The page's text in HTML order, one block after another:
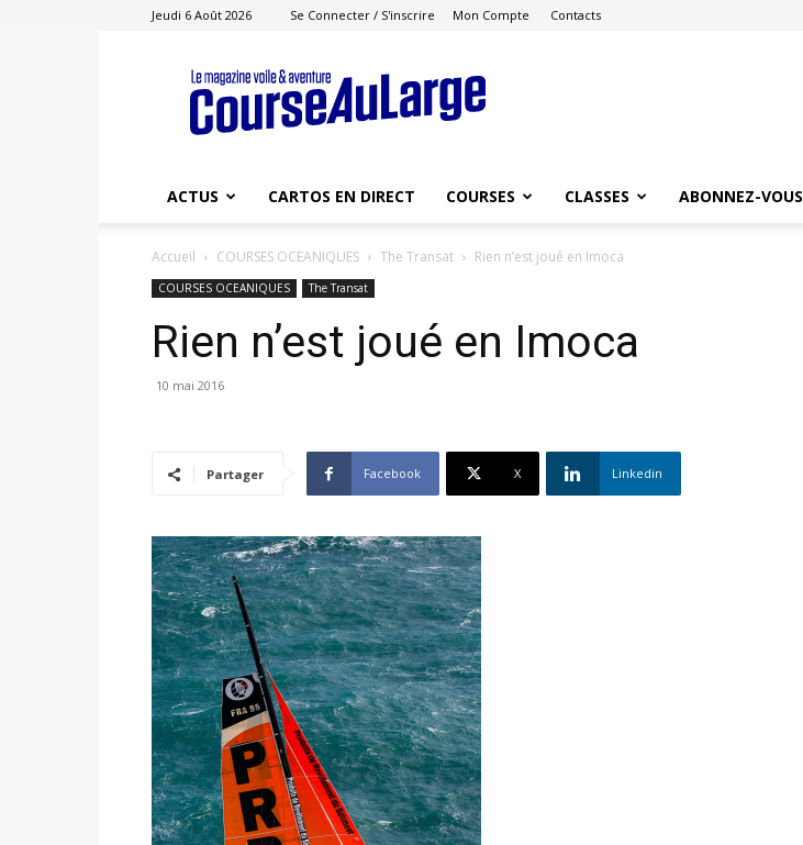
Jeudi 6 Août 2026 Se Connecter / S'inscrire Mon Compte Contacts
Course
au
Large
ACTUS CARTOS EN DIRECT COURSES CLASSES ABONNEZ-VOUS
Accueil COURSES OCEANIQUES The Transat Rien n’est joué en Imoca
COURSES OCEANIQUES The Transat
Rien n’est joué en Imoca
10 mai 2016
Partager Facebook X Linkedin